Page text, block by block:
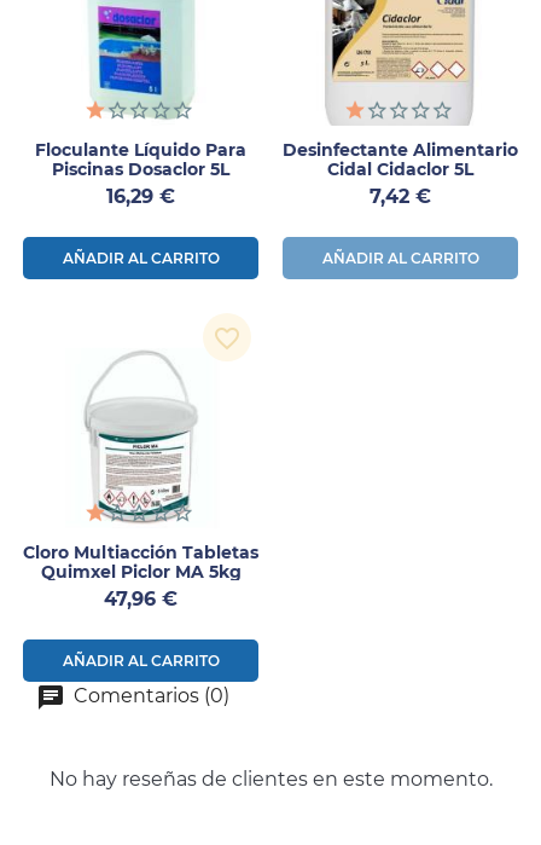
Floculante Líquido Para
Piscinas Dosaclor 5L
Precio
16,29 €
AÑADIR AL CARRITO
Desinfectante Alimentario
Cidal Cidaclor 5L
Precio
7,42 €
AÑADIR AL CARRITO
Cloro Multiacción Tabletas
Quimxel Piclor MA 5kg
Precio
47,96 €
AÑADIR AL CARRITO
favorite_border
Comentarios (0)
No hay reseñas de clientes en este momento.